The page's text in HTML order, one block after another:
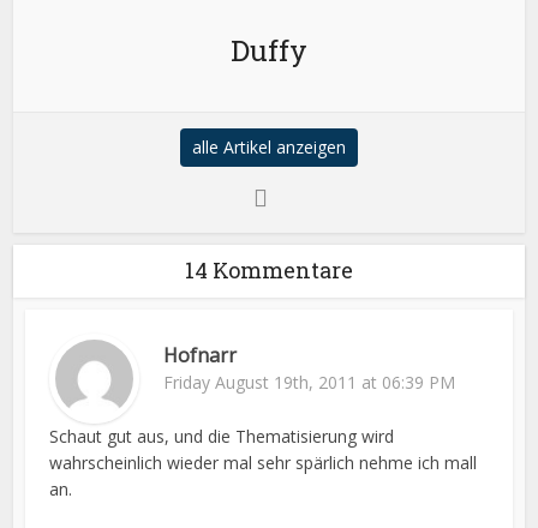
Duffy
alle Artikel anzeigen
14 Kommentare
Hofnarr
Friday August 19th, 2011 at 06:39 PM
Schaut gut aus, und die Thematisierung wird
wahrscheinlich wieder mal sehr spärlich nehme ich mall
an.